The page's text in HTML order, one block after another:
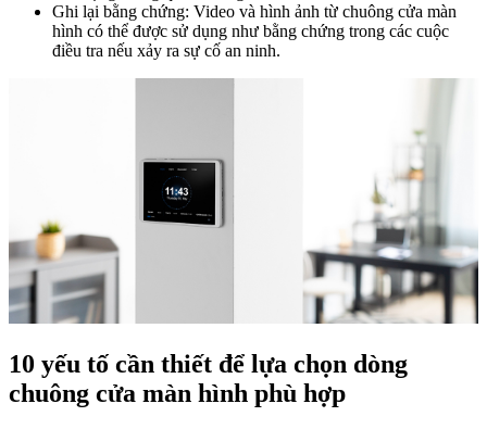
Ghi lại bằng chứng: Video và hình ảnh từ chuông cửa màn
hình có thể được sử dụng như bằng chứng trong các cuộc
điều tra nếu xảy ra sự cố an ninh.
10 yếu tố cần thiết để lựa chọn dòng
chuông cửa màn hình phù hợp